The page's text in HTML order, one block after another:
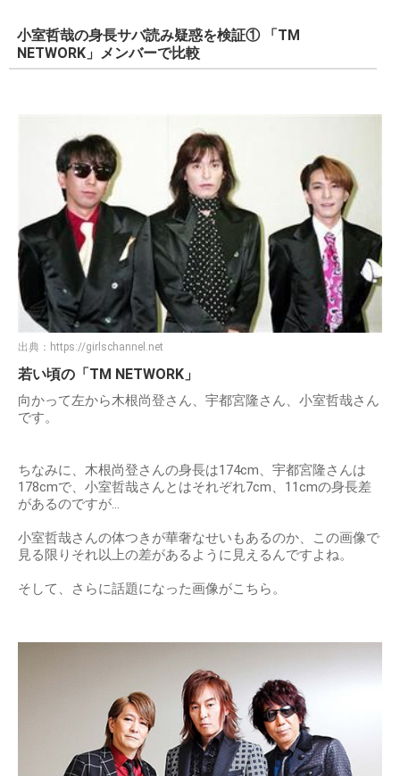
小室哲哉の身長サバ読み疑惑を検証① 「TM
NETWORK」メンバーで比較
出典： https://girlschannel.net
若い頃の「TM NETWORK」
向かって左から木根尚登さん、宇都宮隆さん、小室哲哉さん
です。
ちなみに、木根尚登さんの身長は174cm、宇都宮隆さんは
178cmで、小室哲哉さんとはそれぞれ7cm、11cmの身長差
があるのですが…
小室哲哉さんの体つきが華奢なせいもあるのか、この画像で
見る限りそれ以上の差があるように見えるんですよね。
そして、さらに話題になった画像がこちら。